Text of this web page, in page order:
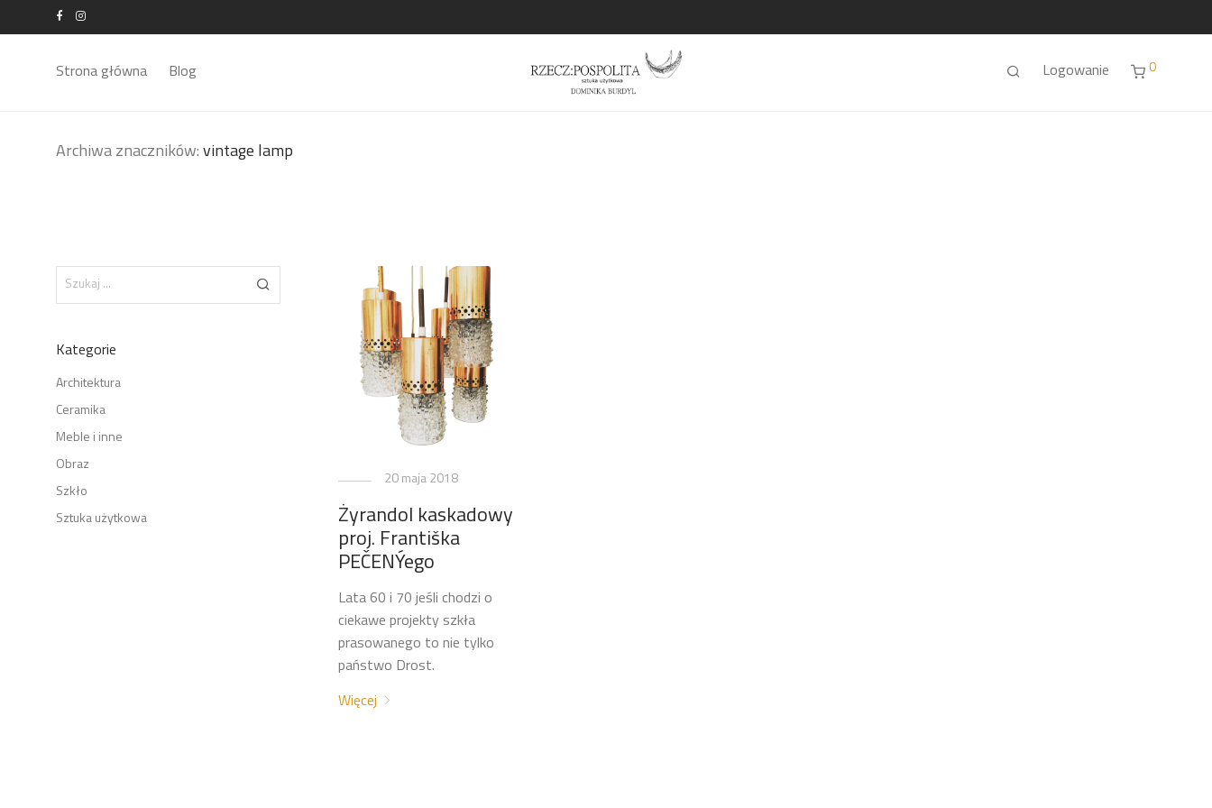
Strona główna Blog Logowanie 0
Archiwa znaczników: vintage lamp
20 maja 2018
Żyrandol kaskadowy
proj. Františka
PEČENÝego
Lata 60 i 70 jeśli chodzi o
ciekawe projekty szkła
prasowanego to nie tylko
państwo Drost.
Więcej
Kategorie
Architektura
Ceramika
Meble i inne
Obraz
Szkło
Sztuka użytkowa